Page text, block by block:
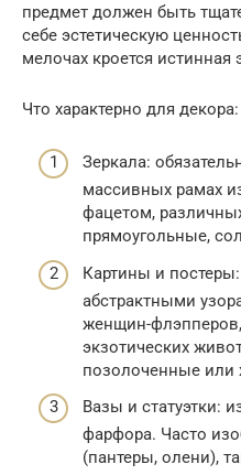
предмет должен быть
себе эстетическую
мелочах кроется истинная
Что характерно для декора:
Зеркала:
массивных рамах
фацетом,
прямоугольные,
Картины и
абстрактными
женщин-
экзотических
позолоченные или
Вазы и статуэтки:
фарфора. Часто
(пантеры, олени),